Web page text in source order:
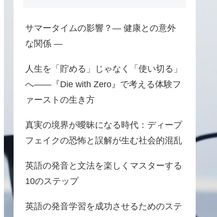
サマータイムの影響？― 健康との意外
な関係 ―
人生を「貯める」じゃなく「使い切る」
へ――『Die with Zero』で考える体験フ
ァーストの生き方
真実の境界が曖昧になる時代：ディープ
フェイクの恐怖と誤解が生む社会的混乱
英語の発音と文法を楽しくマスターする
10のステップ
英語の発音学習を成功させるためのステ